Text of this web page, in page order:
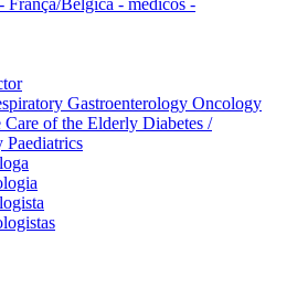
Gastroenterology Oncology
Care of the Elderly Diabetes /